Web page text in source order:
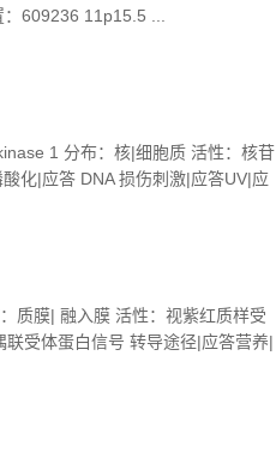
609236 11p15.5 ...
1 分布：核|细胞质 活性：核苷
化|应答 DNA 损伤刺激|应答UV|应
质膜| 融入膜 活性：视紫红质样受
受体蛋白信号 转导途径|应答营养|